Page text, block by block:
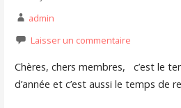
admin
Laisser un commentaire
Chères, chers membres, c’est le
d’année et c’est aussi le temps de